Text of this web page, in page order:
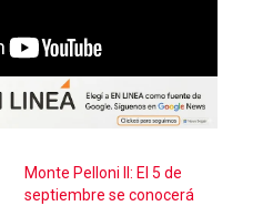
Monte Pelloni II: El 5 de
septiembre se conocerá